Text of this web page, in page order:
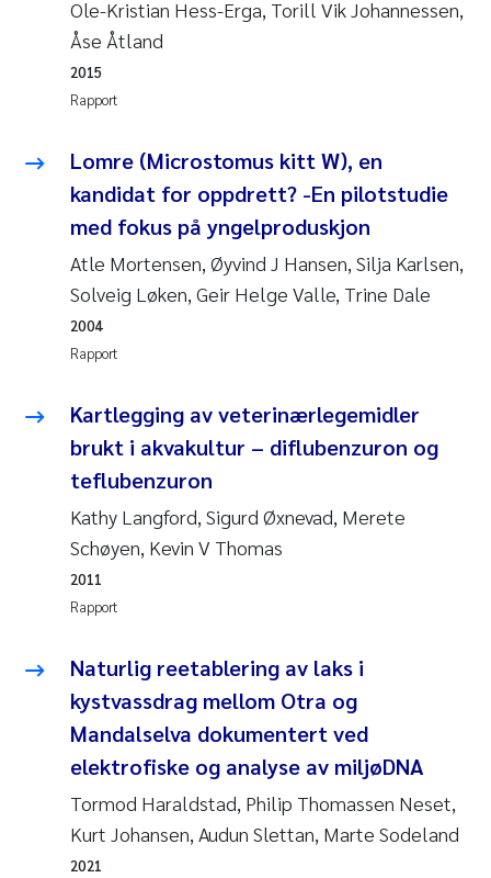
Anastasia Georgantzopoulou
Roar Brænden
Camilla With Fagerli
Medyan Esam Ghareeb
Prem Chand
Thorjørn Larssen
Kasper Hancke
Svetlana Pakhomova
Li Xie
André Staalstrøm
Samantha Goncalves Prat
Knut Erik Tollefsen
Ole-Kristian Hess-Erga, Torill Vik Johannessen,
Åse Åtland
Rapport
2015
Lomre (Microstomus kitt W), en
kandidat for oppdrett? -En pilotstudie
med fokus på yngelproduskjon
Atle Mortensen, Øyvind J Hansen, Silja Karlsen,
Solveig Løken, Geir Helge Valle, Trine Dale
Rapport
2004
Kartlegging av veterinærlegemidler
brukt i akvakultur – diflubenzuron og
teflubenzuron
Kathy Langford, Sigurd Øxnevad, Merete
Schøyen, Kevin V Thomas
Rapport
2011
Naturlig reetablering av laks i
kystvassdrag mellom Otra og
Mandalselva dokumentert ved
elektrofiske og analyse av miljøDNA
Tormod Haraldstad, Philip Thomassen Neset,
Kurt Johansen, Audun Slettan, Marte Sodeland
2021